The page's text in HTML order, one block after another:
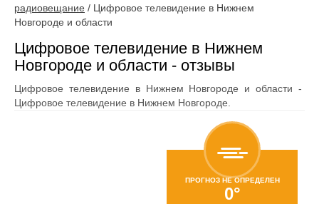
радиовещание / Цифровое телевидение в Нижнем
Новгороде и области
Цифровое телевидение в Нижнем
Новгороде и области - отзывы
Цифровое телевидение в Нижнем Новгороде и области -
Цифровое телевидение в Нижнем Новгороде.
ПРОГНОЗ НЕ ОПРЕДЕЛЕН
0°